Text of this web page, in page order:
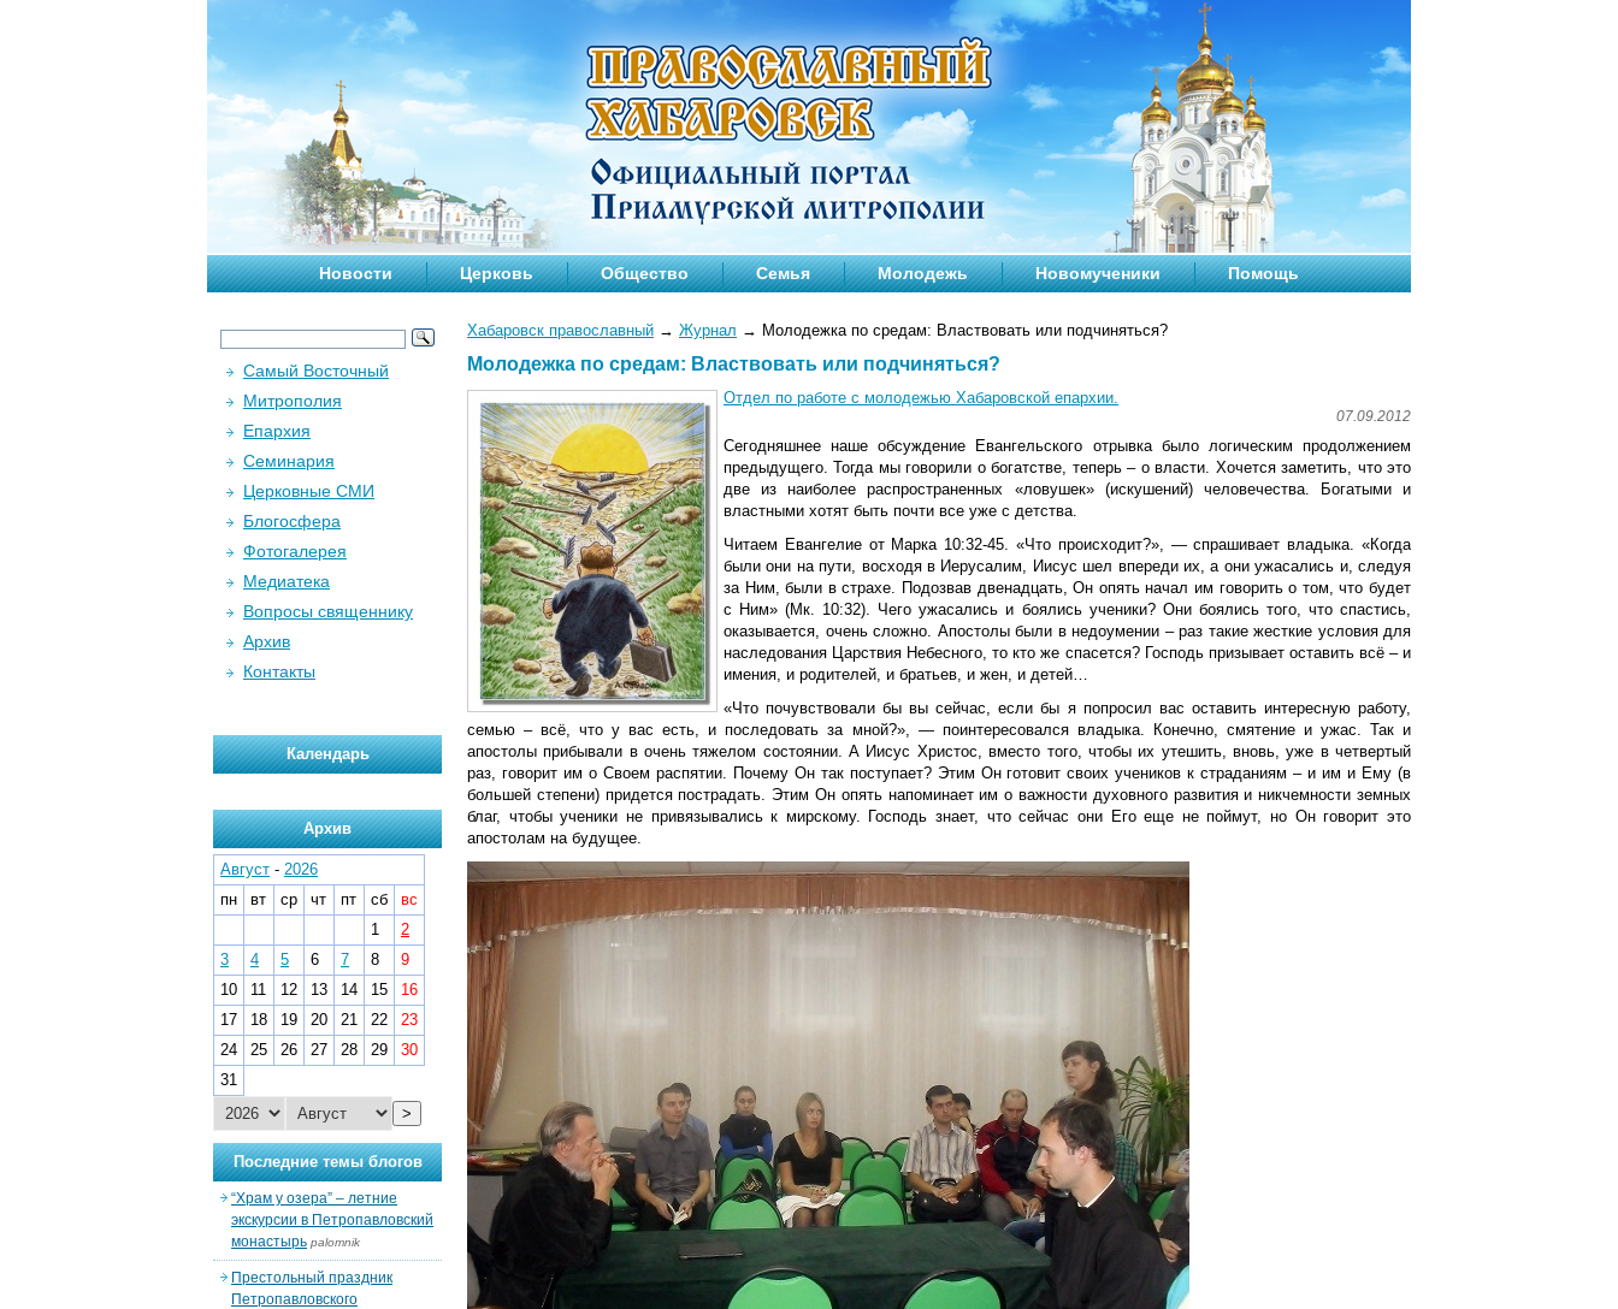
Новости Церковь Общество Семья Молодежь Новомученики Помощь
Хабаровск православный → Журнал → Молодежка по средам: Властвовать или подчиняться?
Молодежка по средам: Властвовать или подчиняться?
Отдел по работе с молодежью Хабаровской епархии.
07.09.2012
Сегодняшнее наше обсуждение Евангельского отрывка было логическим продолжением
предыдущего. Тогда мы говорили о богатстве, теперь – о власти. Хочется заметить, что это
две из наиболее распространенных «ловушек» (искушений) человечества. Богатыми и
властными хотят быть почти все уже с детства.
Читаем Евангелие от Марка 10:32-45. «Что происходит?», — спрашивает владыка. «Когда
были они на пути, восходя в Иерусалим, Иисус шел впереди их, а они ужасались и, следуя
за Ним, были в страхе. Подозвав двенадцать, Он опять начал им говорить о том, что будет
с Ним» (Мк. 10:32). Чего ужасались и боялись ученики? Они боялись того, что спастись,
оказывается, очень сложно. Апостолы были в недоумении – раз такие жесткие условия для
наследования Царствия Небесного, то кто же спасется? Господь призывает оставить всё – и
имения, и родителей, и братьев, и жен, и детей…
«Что почувствовали бы вы сейчас, если бы я попросил вас оставить интересную работу,
семью – всё, что у вас есть, и последовать за мной?», — поинтересовался владыка. Конечно, смятение и ужас. Так и
апостолы прибывали в очень тяжелом состоянии. А Иисус Христос, вместо того, чтобы их утешить, вновь, уже в четвертый
раз, говорит им о Своем распятии. Почему Он так поступает? Этим Он готовит своих учеников к страданиям – и им и Ему (в
большей степени) придется пострадать. Этим Он опять напоминает им о важности духовного развития и никчемности земных
благ, чтобы ученики не привязывались к мирскому. Господь знает, что сейчас они Его еще не поймут, но Он говорит это
апостолам на будущее.
Самый Восточный
Митрополия
Епархия
Семинария
Церковные СМИ
Блогосфера
Фотогалерея
Медиатека
Вопросы священнику
Архив
Контакты
Календарь
Архив
Август - 2026
пн
вт ср чт пт сб
вс
1
2
3
4 5 6 7 8
9
10
11 12 13 14 15
16
17
18 19 20 21 22
23
24
25 26 27 28 29
30
31
>
Последние темы блогов
“Храм у озера” – летние
экскурсии в Петропавловский
монастырь palomnik
Престольный праздник
Петропавловского